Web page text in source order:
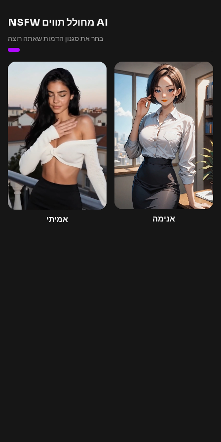
NSFW מחולל תווים AI
בחר את סגנון הדמות שאתה רוצה
אמיתי אנימה